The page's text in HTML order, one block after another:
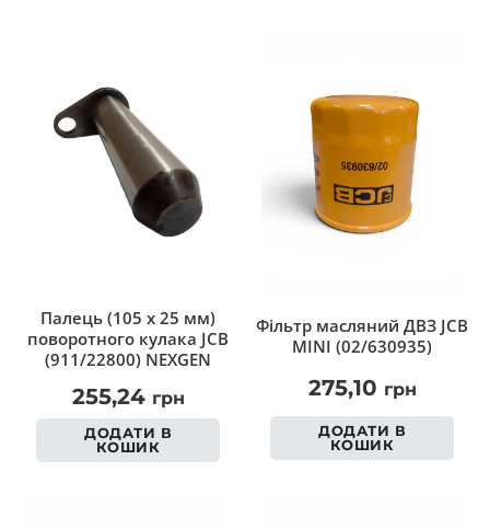
Палець (105 х 25 мм)
поворотного кулака JCB
(911/22800) NEXGEN
255,24 грн
ДОДАТИ В
КОШИК
Фільтр масляний ДВЗ JCB
MINI (02/630935)
275,10 грн
ДОДАТИ В
КОШИК